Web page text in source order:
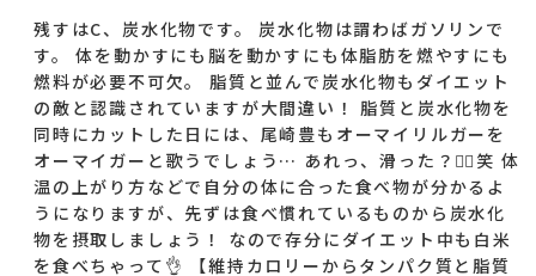
残すはC、炭水化物です。 炭水化物は謂わばガソリンで
す。 体を動かすにも脳を動かすにも体脂肪を燃やすにも
燃料が必要不可欠。 脂質と並んで炭水化物もダイエット
の敵と認識されていますが大間違い！ 脂質と炭水化物を
同時にカットした日には、尾崎豊もオーマイリルガーを
オーマイガーと歌うでしょう… あれっ、滑った？🤦‍♂️笑 体
温の上がり方などで自分の体に合った食べ物が分かるよ
うになりますが、先ずは食べ慣れているものから炭水化
物を摂取しましょう！ なので存分にダイエット中も白米
を食べちゃって👌 【維持カロリーからタンパク質と脂質